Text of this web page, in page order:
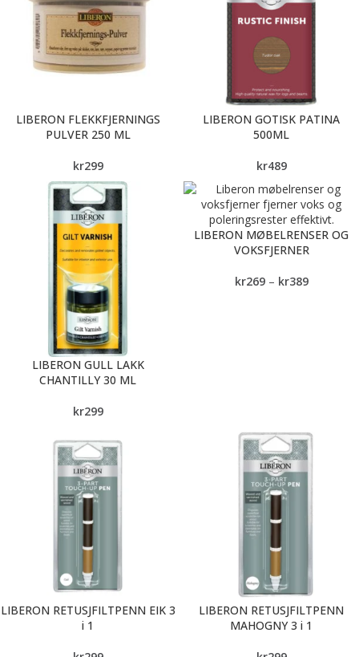
LIBERON FLEKKFJERNINGS
PULVER 250 ML
kr299
LIBERON GOTISK PATINA
500ML
kr489
LIBERON GULL LAKK
CHANTILLY 30 ML
kr299
LIBERON MØBELRENSER OG
VOKSFJERNER
kr269 – kr389
LIBERON RETUSJFILTPENN EIK 3
i 1
LIBERON RETUSJFILTPENN
MAHOGNY 3 i 1